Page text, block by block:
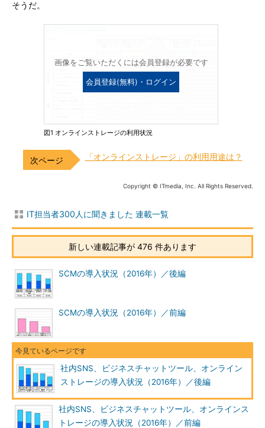
そうだ。
画像をご覧いただくには会員登録が必要です
会員登録(無料)・ログイン
図1 オンラインストレージの利用状況
「オンラインストレージ」の利用用途は？
Copyright © ITmedia, Inc. All Rights Reserved.
IT担当者300人に聞きました 連載一覧
新しい連載記事が 476 件あります
SCMの導入状況（2016年）／後編
SCMの導入状況（2016年）／前編
社内SNS、ビジネスチャットツール、オンライン
ストレージの導入状況（2016年）／後編
社内SNS、ビジネスチャットツール、オンラインス
トレージの導入状況（2016年）／前編